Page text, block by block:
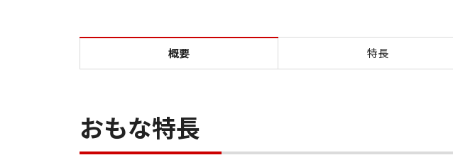
概要 特長
おもな特長